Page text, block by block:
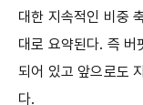
대한 지속적인 비중
대로 요약된다. 즉 버
되어 있고 앞으로도
다.